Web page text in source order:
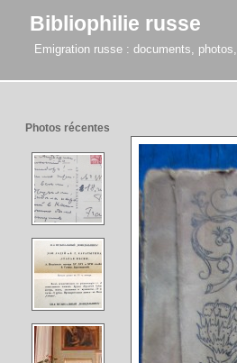
Bibliophilie russe
Emigration russe : documents,
Photos récentes